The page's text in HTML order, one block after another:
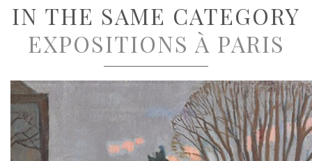
IN THE SAME CATEGORY
EXPOSITIONS À PARIS